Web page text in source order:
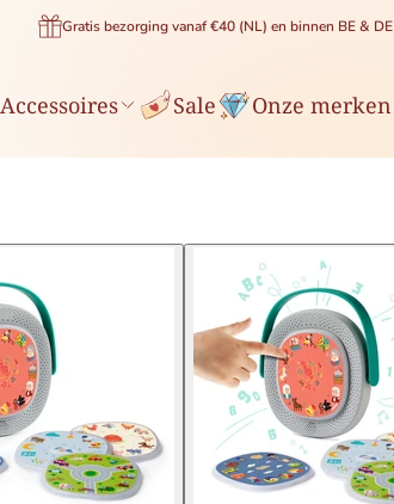
Gratis bezorging vanaf €40 (NL) en binnen BE & DE vanaf €75.
Accessoires Sale Onze merken